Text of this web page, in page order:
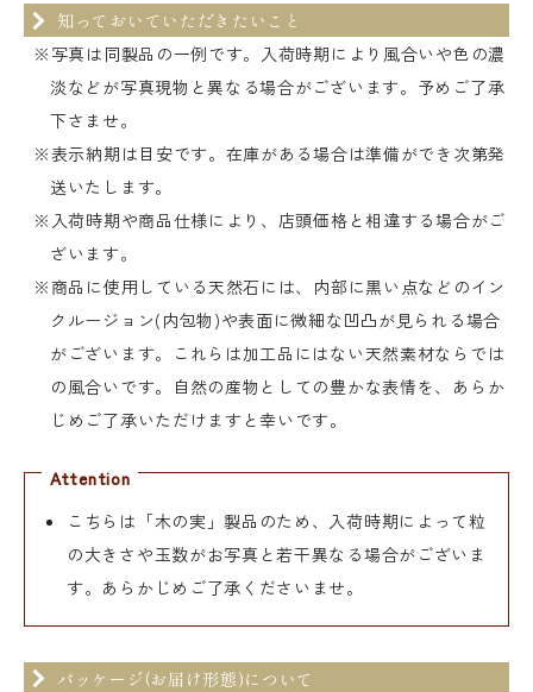
知っておいていただきたいこと
※写真は同製品の一例です。入荷時期により風合いや色の濃
淡などが写真現物と異なる場合がございます。予めご了承
下さませ。
※表示納期は目安です。在庫がある場合は準備ができ次第発
送いたします。
※入荷時期や商品仕様により、店頭価格と相違する場合がご
ざいます。
※商品に使用している天然石には、内部に黒い点などのイン
クルージョン(内包物)や表面に微細な凹凸が見られる場合
がございます。これらは加工品にはない天然素材ならでは
の風合いです。自然の産物としての豊かな表情を、あらか
じめご了承いただけますと幸いです。
Attention
こちらは「木の実」製品のため、入荷時期によって粒
の大きさや玉数がお写真と若干異なる場合がございま
す。あらかじめご了承くださいませ。
パッケージ(お届け形態)について